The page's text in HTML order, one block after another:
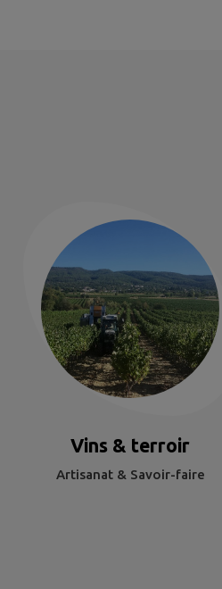
Vins & terroir
Artisanat & Savoir-faire